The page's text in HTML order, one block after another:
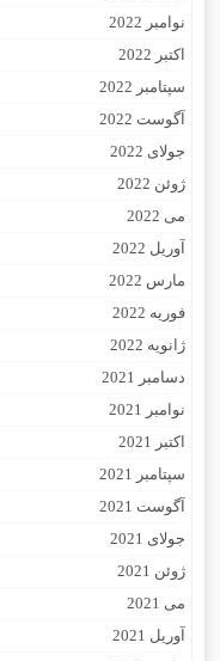
نوامبر 2022
اکتبر 2022
سپتامبر 2022
آگوست 2022
جولای 2022
ژوئن 2022
می 2022
آوریل 2022
مارس 2022
فوریه 2022
ژانویه 2022
دسامبر 2021
نوامبر 2021
اکتبر 2021
سپتامبر 2021
آگوست 2021
جولای 2021
ژوئن 2021
می 2021
آوریل 2021